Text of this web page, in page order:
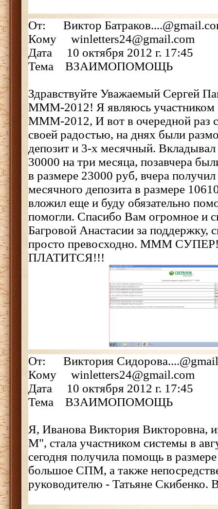
От: Виктор
Кому winletters24@gmail.com
Дата 10 октября 2012 г. 17:45
Тема ВЗАИМОПОМОЩЬ
Здравствуйте Уважаемый Сергей
МММ-2012! Я являюсь
МММ-2012, И вот в очередной раз
своей радостью, на днях были
депозит и 3-х месячный.
30000 на три месяца, позавчера
в размере 23000 руб, вчера
месячного депозита в размере
вложил еще и буду обязательно
помогли. Спасибо Вам огромное и
Багровой Анастасии за поддержку,
просто превосходно. МММ
ПЛАТИТСЯ!!!
От: Виктория
Кому winletters24@gmail.com
Дата 10 октября 2012 г. 17:45
Тема ВЗАИМОПОМОЩЬ
Я, Иванова Виктория Викторовна,
М", стала участником системы в
сегодня получила помощь в
большое СПМ, а также
руководителю - Татьяне Скибенко.